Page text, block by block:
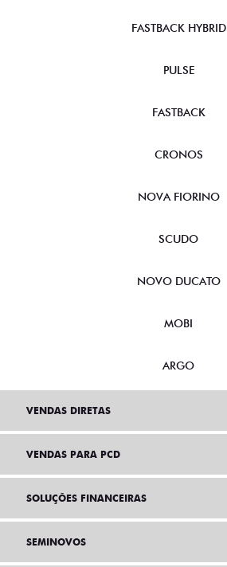
FASTBACK HYBRID
PULSE
FASTBACK
CRONOS
NOVA FIORINO
SCUDO
NOVO DUCATO
MOBI
ARGO
VENDAS DIRETAS
VENDAS PARA PCD
SOLUÇÕES FINANCEIRAS
SEMINOVOS